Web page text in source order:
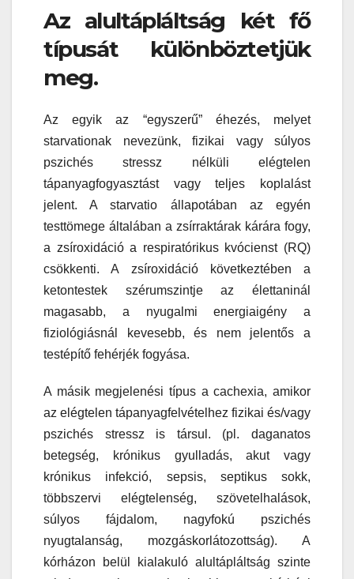
Az alultápláltság két fő
típusát különböztetjük
meg.
Az egyik az “egyszerű” éhezés, melyet
starvationak nevezünk, fizikai vagy súlyos
pszichés stressz nélküli elégtelen
tápanyagfogyasztást vagy teljes koplalást
jelent. A starvatio állapotában az egyén
testtömege általában a zsírraktárak kárára fogy,
a zsíroxidáció a respiratórikus kvócienst (RQ)
csökkenti. A zsíroxidáció következtében a
ketontestek szérumszintje az élettaninál
magasabb, a nyugalmi energiaigény a
fiziológiásnál kevesebb, és nem jelentős a
testépítő fehérjék fogyása.
A másik megjelenési típus a cachexia, amikor
az elégtelen tápanyagfelvételhez fizikai és/vagy
pszichés stressz is társul. (pl. daganatos
betegség, krónikus gyulladás, akut vagy
krónikus infekció, sepsis, septikus sokk,
többszervi elégtelenség, szövetelhalások,
súlyos fájdalom, nagyfokú pszichés
nyugtalanság, mozgáskorlátozottság). A
kórházon belül kialakuló alultápláltság szinte